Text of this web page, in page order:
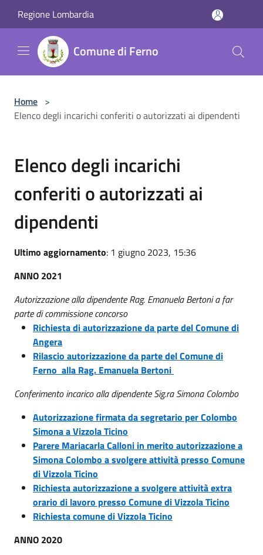
Regione Lombardia
Comune di Ferno
Home >
Elenco degli incarichi conferiti o autorizzati ai dipendenti
Elenco degli incarichi
conferiti o autorizzati ai
dipendenti
Ultimo aggiornamento: 1 giugno 2023, 15:36
ANNO 2021
Autorizzazione alla dipendente Rag. Emanuela Bertoni a far
parte di commissione concorso
Richiesta di autorizzazione da parte del Comune di
Angera
Rilascio autorizzazione da parte del Comune di
Ferno alla Rag. Emanuela Bertoni
Conferimento incarico alla dipendente Sig.ra Simona Colombo
Autorizzazione firmata da segretario per Colombo
Simona a Vizzola Ticino
Parere Mariacarla Calloni in merito autorizzazione a
Simona Colombo a svolgere attività presso Comune
di Vizzola Ticino
Richiesta autorizzazione a svolgere attività extra
orario di lavoro presso Comune di Vizzola Ticino
Richiesta comune di Vizzola Ticino
ANNO 2020